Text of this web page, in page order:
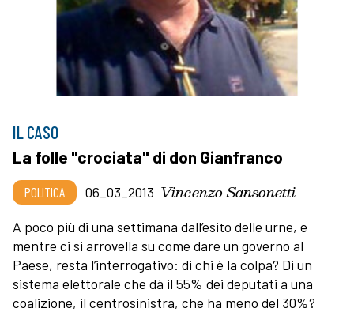
IL CASO
La folle "crociata" di don Gianfranco
POLITICA 06_03_2013 Vincenzo Sansonetti
A poco più di una settimana dall’esito delle urne, e
mentre ci si arrovella su come dare un governo al
Paese, resta l’interrogativo: di chi è la colpa? Di un
sistema elettorale che dà il 55% dei deputati a una
coalizione, il centrosinistra, che ha meno del 30%?